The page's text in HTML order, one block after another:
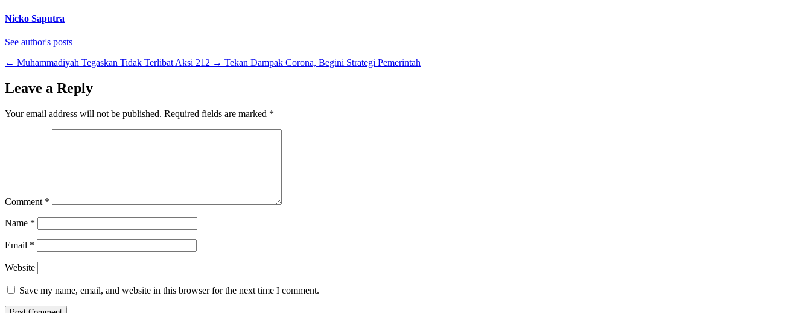
Nicko Saputra
See author's posts
← Muhammadiyah Tegaskan Tidak Terlibat Aksi 212 → Tekan Dampak Corona, Begini Strategi Pemerintah
Leave a Reply
Your email address will not be published. Required fields are marked *
Comment *
Name *
Email *
Website
Save my name, email, and website in this browser for the next time I comment.